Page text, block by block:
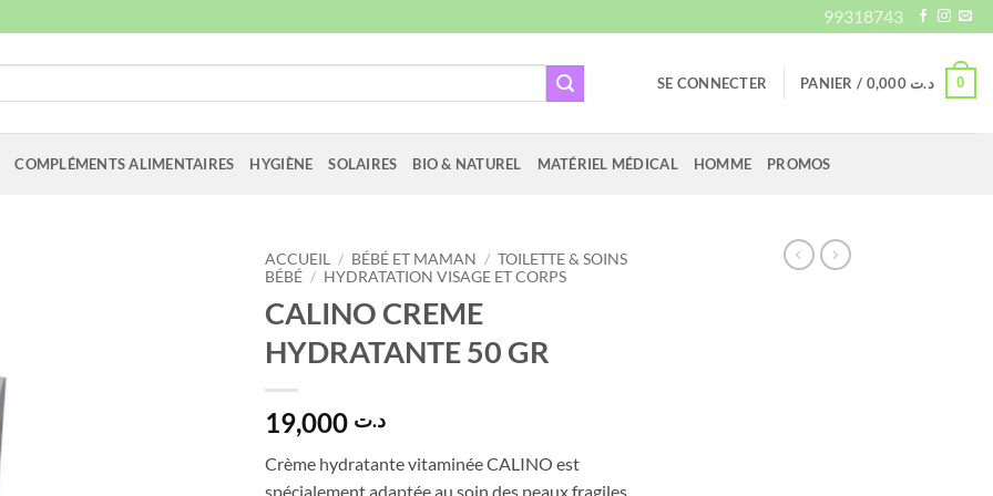
99318743
SE CONNECTER PANIER / د.ت 0,000 0
COMPLÉMENTS ALIMENTAIRES HYGIÈNE SOLAIRES BIO & NATUREL MATÉRIEL MÉDICAL HOMME PROMOS
ACCUEIL / BÉBÉ ET MAMAN / TOILETTE & SOINS
BÉBÉ / HYDRATATION VISAGE ET CORPS
CALINO CREME
HYDRATANTE 50 GR
د.ت
Crème hydratante vitaminée CALINO est
spécialement adaptée au soin des peaux fragiles.